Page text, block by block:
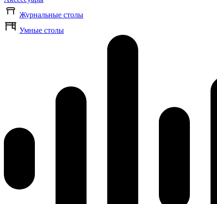
Журнальные столы
Умные столы